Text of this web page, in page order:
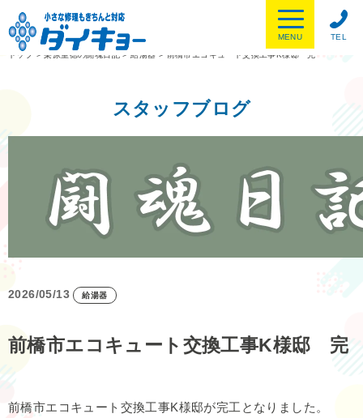
TEL
MENU
トップ
>栗原重徳の闘魂日記 >給湯器 > 前橋市エコキュート交換工事K様邸 完
スタッフブログ
2026/05/13 給湯器
前橋市エコキュート交換工事K様邸 完
前橋市エコキュート交換工事K様邸が完工となりました。